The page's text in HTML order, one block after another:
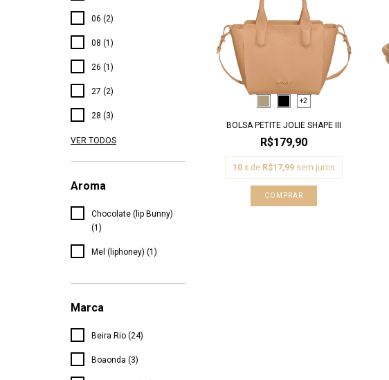
06 (2)
08 (1)
26 (1)
27 (2)
28 (3)
VER TODOS
Aroma
Chocolate (lip Bunny)
(1)
Mel (liphoney) (1)
Marca
Beira Rio (24)
Boaonda (3)
+2
BOLSA PETITE JOLIE SHAPE III
R$179,90
10 x de R$17,99 sem juros
COMPRAR